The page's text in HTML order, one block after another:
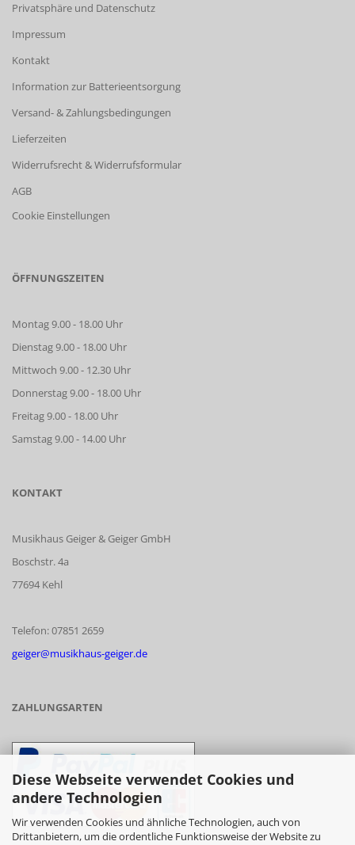
Diese Webseite verwendet Cookies und
andere Technologien
Wir verwenden Cookies und ähnliche Technologien, auch von
Drittanbietern, um die ordentliche Funktionsweise der Website zu
Privatsphäre und Datenschutz
Impressum
Kontakt
Information zur Batterieentsorgung
Versand- & Zahlungsbedingungen
Lieferzeiten
Widerrufsrecht & Widerrufsformular
AGB
Cookie Einstellungen
ÖFFNUNGSZEITEN
Montag 9.00 - 18.00 Uhr
Dienstag 9.00 - 18.00 Uhr
Mittwoch 9.00 - 12.30 Uhr
Donnerstag 9.00 - 18.00 Uhr
Freitag 9.00 - 18.00 Uhr
Samstag 9.00 - 14.00 Uhr
KONTAKT
Musikhaus Geiger & Geiger GmbH
Boschstr. 4a
77694 Kehl
Telefon: 07851 2659
geiger@musikhaus-geiger.de
ZAHLUNGSARTEN